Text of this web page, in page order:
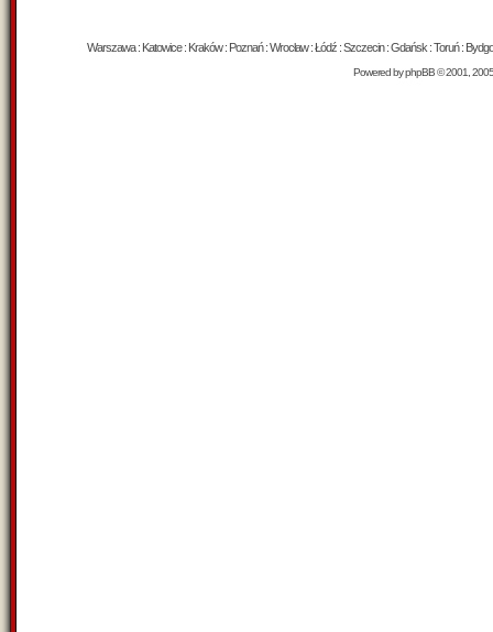
Warszawa : Katowice : Kraków : Poznań : Wrocław : Łódź : Szczecin : Gdańsk : Toruń :
Powered byphpBB© 2001,